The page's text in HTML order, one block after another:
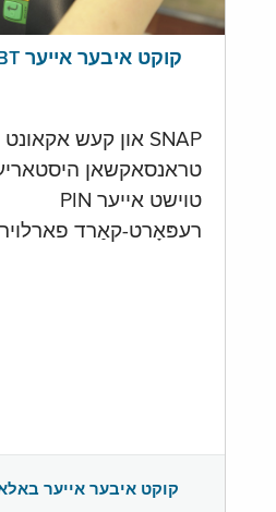
קוקט איבער אייער EBT סומע
SNAP און קעש אקאונט
טראנסאקשאן
טוישט אייער PIN
רעפּאָרט-קאַרד
קוקט איבער אייער